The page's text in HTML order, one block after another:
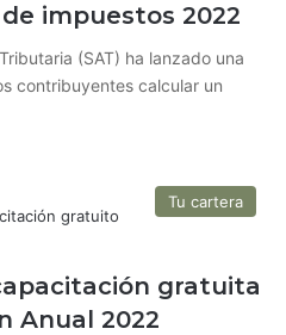
impuestos 2022
(SAT) ha lanzado una
contribuyentes calcular un
Tu cartera
gratuita
Anual 2022